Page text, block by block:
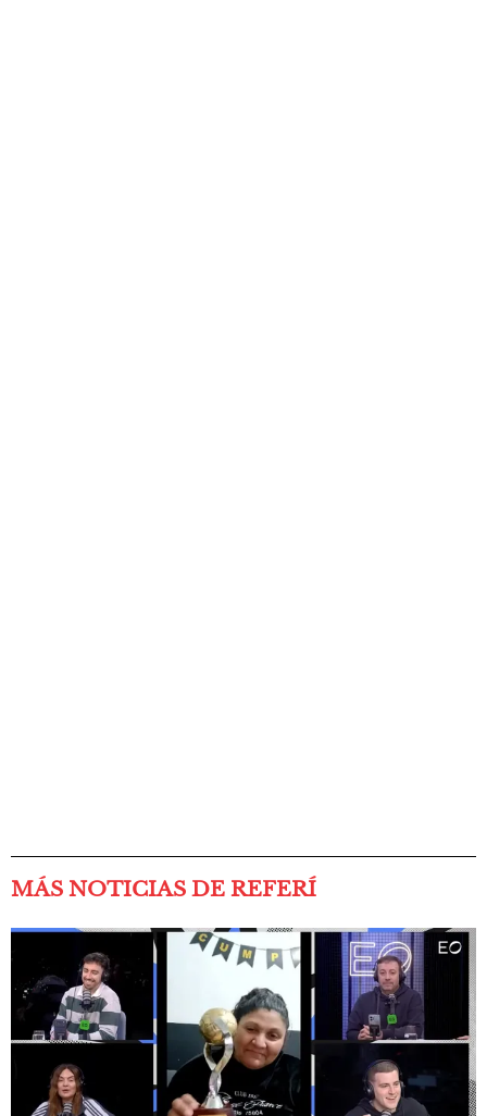
MÁS NOTICIAS DE REFERÍ